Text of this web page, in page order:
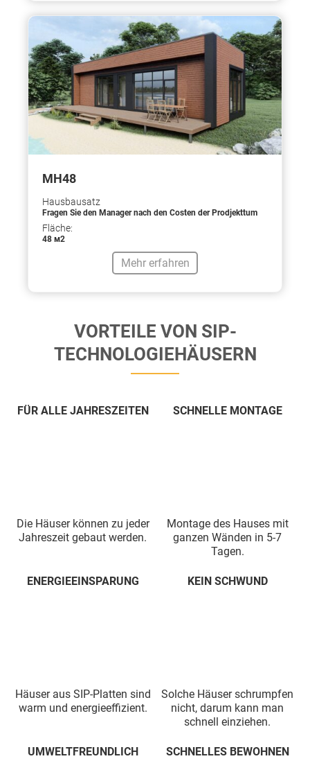
МН48
Hausbausatz
Fragen Sie den Manager nach den Costen der Prodjekttum
Fläche:
48 м2
Mehr erfahren
VORTEILE VON SIP-
TECHNOLOGIEHÄUSERN
FÜR ALLE JAHRESZEITEN
Die Häuser können zu jeder
Jahreszeit gebaut werden.
SCHNELLE MONTAGE
Montage des Hauses mit
ganzen Wänden in 5-7
Tagen.
ENERGIEEINSPARUNG
Häuser aus SIP-Platten sind
warm und energieeffizient.
KEIN SCHWUND
Solche Häuser schrumpfen
nicht, darum kann man
schnell einziehen.
UMWELTFREUNDLICH SCHNELLES BEWOHNEN